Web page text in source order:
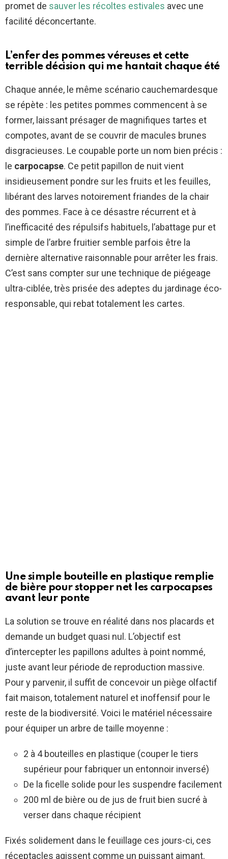
promet de sauver les récoltes estivales avec une
facilité déconcertante.
L’enfer des pommes véreuses et cette
terrible décision qui me hantait chaque été
Chaque année, le même scénario cauchemardesque
se répète : les petites pommes commencent à se
former, laissant présager de magnifiques tartes et
compotes, avant de se couvrir de macules brunes
disgracieuses. Le coupable porte un nom bien précis :
le carpocapse. Ce petit papillon de nuit vient
insidieusement pondre sur les fruits et les feuilles,
libérant des larves notoirement friandes de la chair
des pommes. Face à ce désastre récurrent et à
l’inefficacité des répulsifs habituels, l’abattage pur et
simple de l’arbre fruitier semble parfois être la
dernière alternative raisonnable pour arrêter les frais.
C’est sans compter sur une technique de piégeage
ultra-ciblée, très prisée des adeptes du jardinage éco-
responsable, qui rebat totalement les cartes.
Une simple bouteille en plastique remplie
de bière pour stopper net les carpocapses
avant leur ponte
La solution se trouve en réalité dans nos placards et
demande un budget quasi nul. L’objectif est
d’intercepter les papillons adultes à point nommé,
juste avant leur période de reproduction massive.
Pour y parvenir, il suffit de concevoir un piège olfactif
fait maison, totalement naturel et inoffensif pour le
reste de la biodiversité. Voici le matériel nécessaire
pour équiper un arbre de taille moyenne :
2 à 4 bouteilles en plastique (couper le tiers
supérieur pour fabriquer un entonnoir inversé)
De la ficelle solide pour les suspendre facilement
200 ml de bière ou de jus de fruit bien sucré à
verser dans chaque récipient
Fixés solidement dans le feuillage ces jours-ci, ces
réceptacles agissent comme un puissant aimant.